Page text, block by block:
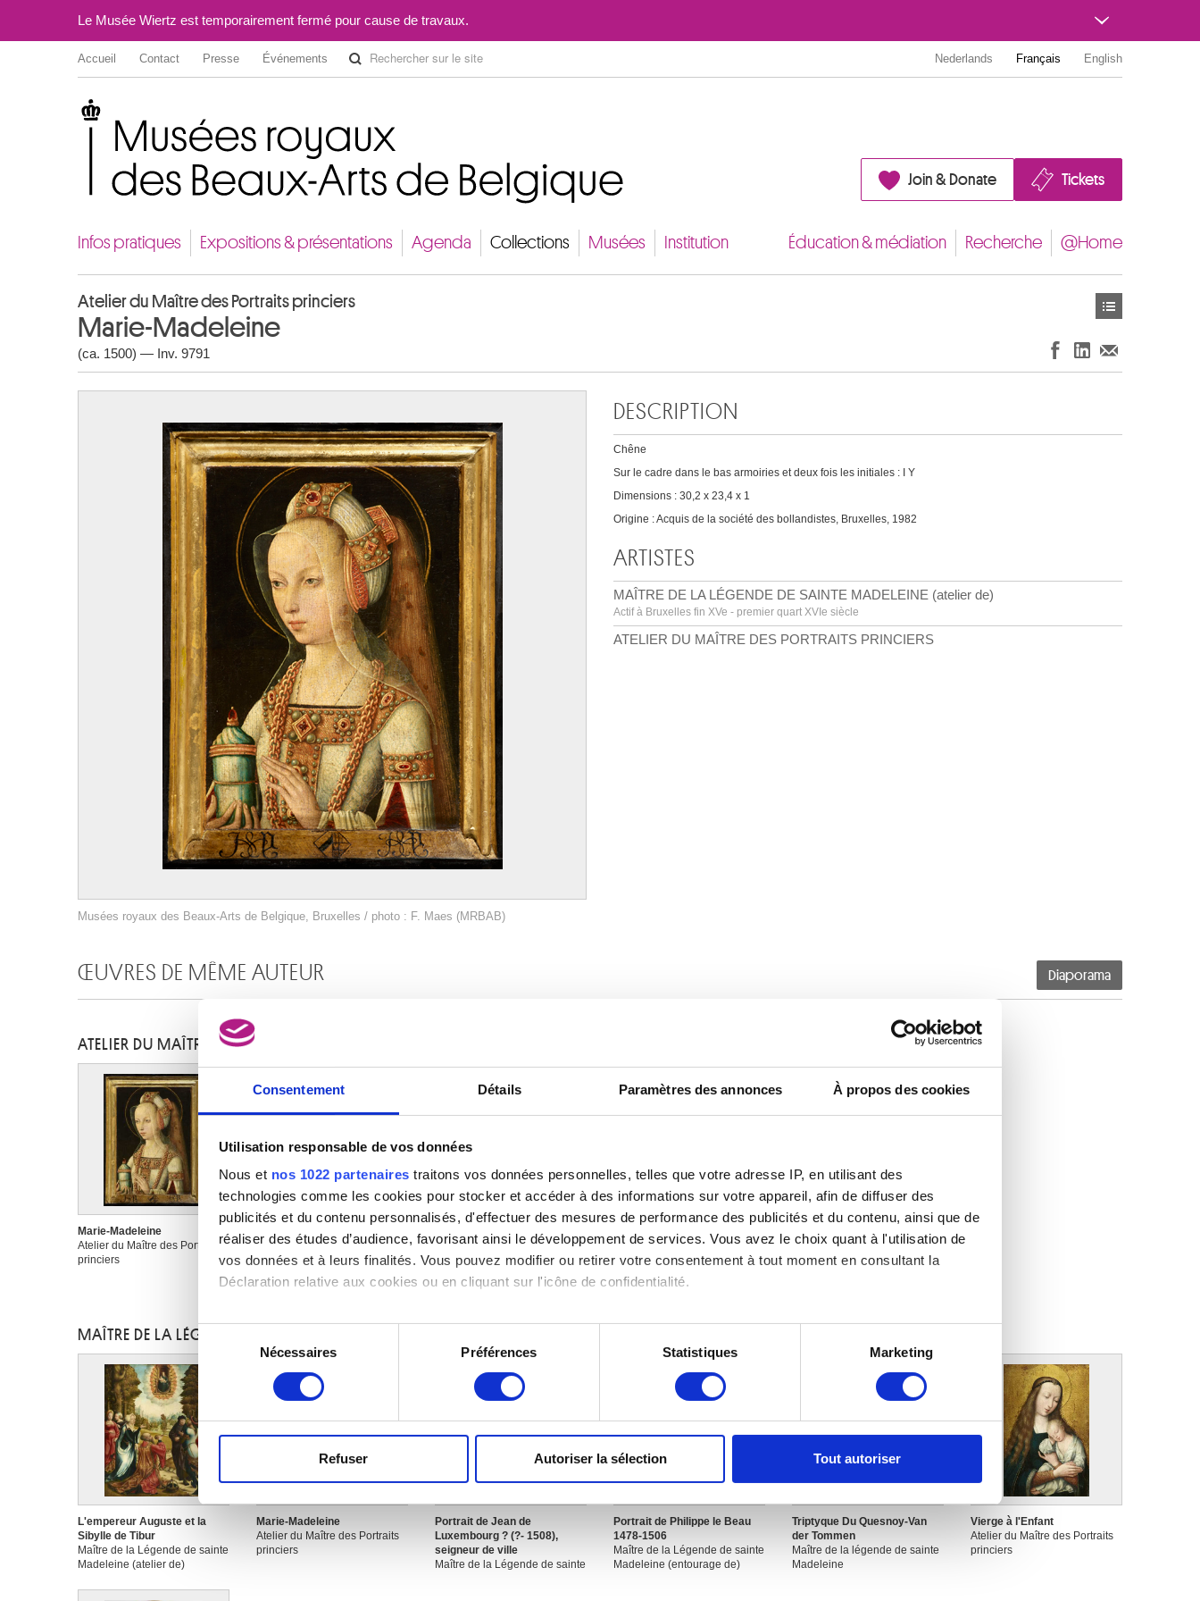
Consentement Détails Paramètres des annonces À propos des cookies
Utilisation responsable de vos données
Nous et nos 1022 partenaires traitons vos données personnelles, telles que votre adresse IP, en utilisant des
technologies comme les cookies pour stocker et accéder à des informations sur votre appareil, afin de diffuser des
publicités et du contenu personnalisés, d'effectuer des mesures de performance des publicités et du contenu, ainsi que de
réaliser des études d’audience, favorisant ainsi le développement de services. Vous avez le choix quant à l'utilisation de
vos données et à leurs finalités. Vous pouvez modifier ou retirer votre consentement à tout moment en consultant la
Déclaration relative aux cookies ou en cliquant sur l'icône de confidentialité.
Si vous le permettez, nous aimerions également :
Collecter des informations sur votre localisation géographique qui peuvent être précises à plusieurs mètres près
digitales).
partenaires de médias sociaux, de publicité et d'analyse, qui peuvent combiner celles-ci avec d'autres informations que
vous leur avez fournies ou qu'ils ont collectées lors de votre utilisation de leurs services.
Sélection
du
consentement
Nécessaires Préférences Statistiques Marketing
Refuser Autoriser la sélection Tout autoriser
Le Musée Wiertz est temporairement fermé pour cause de travaux.
Accueil Contact Presse Événements Nederlands Français English
Join & Donate Tickets
Infos pratiques Expositions & présentations Agenda Collections Musées Institution Éducation & médiation Recherche @Home
Atelier du Maître des Portraits princiers
Marie-Madeleine
(ca. 1500) — Inv. 9791
Musées royaux des Beaux-Arts de Belgique, Bruxelles / photo : F. Maes (MRBAB)
DESCRIPTION
Chêne
Sur le cadre dans le bas armoiries et deux fois les initiales : I Y
Dimensions : 30,2 x 23,4 x 1
Origine : Acquis de la société des bollandistes, Bruxelles, 1982
ARTISTES
MAÎTRE DE LA LÉGENDE DE SAINTE MADELEINE (atelier de)
Actif à Bruxelles fin XVe - premier quart XVIe siècle
ATELIER DU MAÎTRE DES PORTRAITS PRINCIERS
ŒUVRES DE MÊME AUTEUR Diaporama
ATELIER DU MAÎTRE DES PORTRAITS PRINCIERS
Marie-Madeleine
Atelier du Maître des Portraits
princiers
MAÎTRE DE LA LÉGENDE DE SAINTE MADELEINE
L'empereur Auguste et la
Sibylle de Tibur
Maître de la Légende de sainte
Madeleine (atelier de)
Marie-Madeleine
Atelier du Maître des Portraits
princiers
Portrait de Jean de
Luxembourg ? (?- 1508),
seigneur de ville
Maître de la Légende de sainte
Portrait de Philippe le Beau
1478-1506
Maître de la Légende de sainte
Madeleine (entourage de)
Triptyque Du Quesnoy-Van
der Tommen
Maître de la légende de sainte
Madeleine
Vierge à l'Enfant
Atelier du Maître des Portraits
princiers